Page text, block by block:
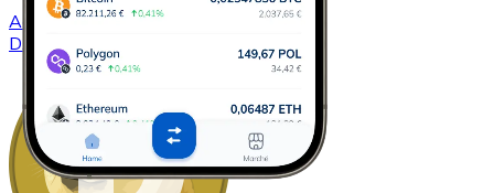
AcheterDashavec virement bancaire
DASH